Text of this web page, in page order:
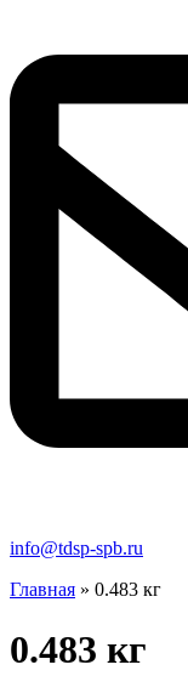
info@tdsp-spb.ru
Главная » 0.483 кг
0.483 кг